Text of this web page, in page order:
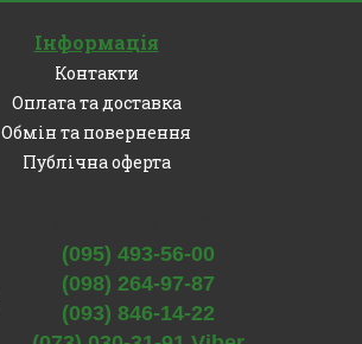
Інформація
Контакти
Оплата та доставка
Обмін та повернення
Публічна оферта
(095) 493-56-00
(098) 264-97-87
(093) 846-14-22